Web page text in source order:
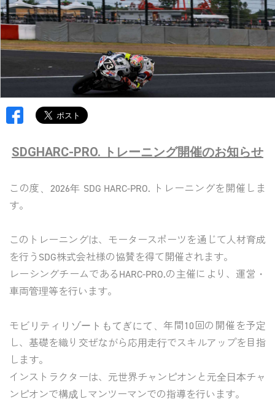
SDGHARC-PRO. トレーニング開催のお知らせ
この度、2026年 SDG HARC-PRO. トレーニングを開催しま
す。
このトレーニングは、モータースポーツを通じて人材育成
を行うSDG株式会社様の協賛を得て開催されます。
レーシングチームであるHARC-PRO.の主催により、運営・
車両管理等を行います。
モビリティリゾートもてぎにて、年間10回の開催を予定
し、基礎を織り交ぜながら応用走行でスキルアップを目指
します。
インストラクターは、元世界チャンピオンと元全日本チャ
ンピオンで構成しマンツーマンでの指導を行います。